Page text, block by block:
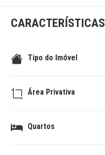
CARACTERÍSTICAS
Tipo do Imóvel
Área Privativa
Quartos